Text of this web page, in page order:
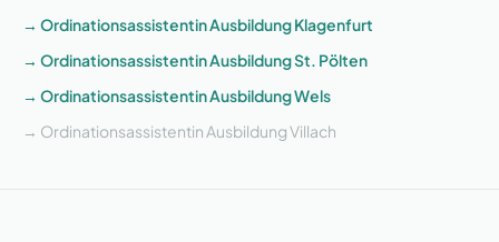
→ Ordinationsassistentin AusbildungKlagenfurt
→ Ordinationsassistentin AusbildungSt. Pölten
→ Ordinationsassistentin AusbildungWels
→ Ordinationsassistentin AusbildungVillach